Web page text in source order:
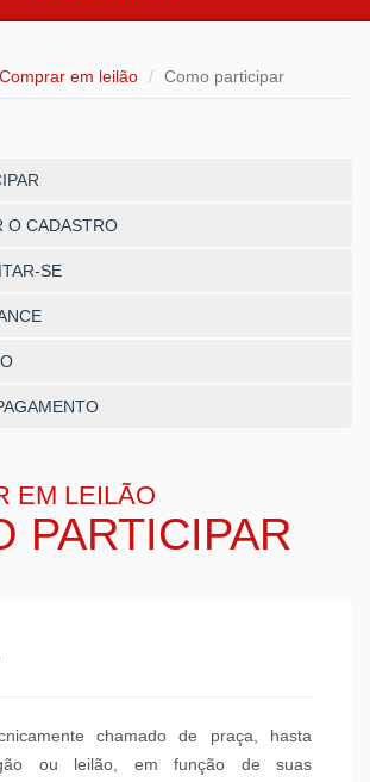
Comprar em leilão Como participar
O CADASTRO
SE
EM LEILÃO
PARTICIPAR
chamado de praça, hasta
ou leilão, em função de suas